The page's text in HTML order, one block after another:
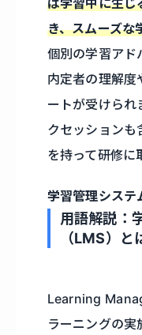
き、スムーズな
個別の学習アド
内定者の理解度
ートが受けられ
クセッションも
を持って研修に
学習管理システ
用語解説：
（LMS）と
Learning
ラーニングの